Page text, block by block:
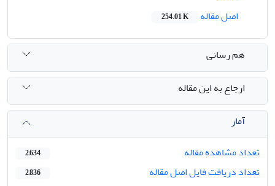
اصل مقاله
254.01 K
هم رسانی
ارجاع به این مقاله
آمار
تعداد مشاهده مقاله
2,634
تعداد دریافت فایل اصل مقاله 2,836